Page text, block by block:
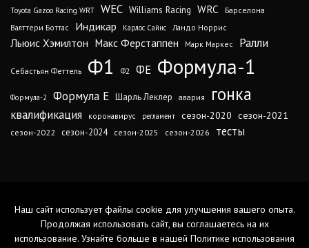
Toyota Gazoo Racing WRT WEC Williams Racing WRC
Барселона
Валттери Боттас
Индикар Карлос Сайнс Ландо Норрис
Льюис Хэмилтон Макс Ферстаппен Марк Маркес Ралли
Себастьян Феттель Ф1 Ф2 ФЕ Формула-1
Формула-2 Формула Е Шарль Леклер авария гонка
квалификация коронавирус регламент сезон-2020 сезон-2021
сезон-2022 сезон-2024 сезон-2025 сезон-2026 тесты
Наш сайт использует файлы cookie для улучшения вашего опыта.
Продолжая использовать сайт, вы соглашаетесь на их
использование. Узнайте больше в нашей Политике использования